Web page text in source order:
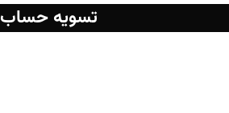
تسویه حساب